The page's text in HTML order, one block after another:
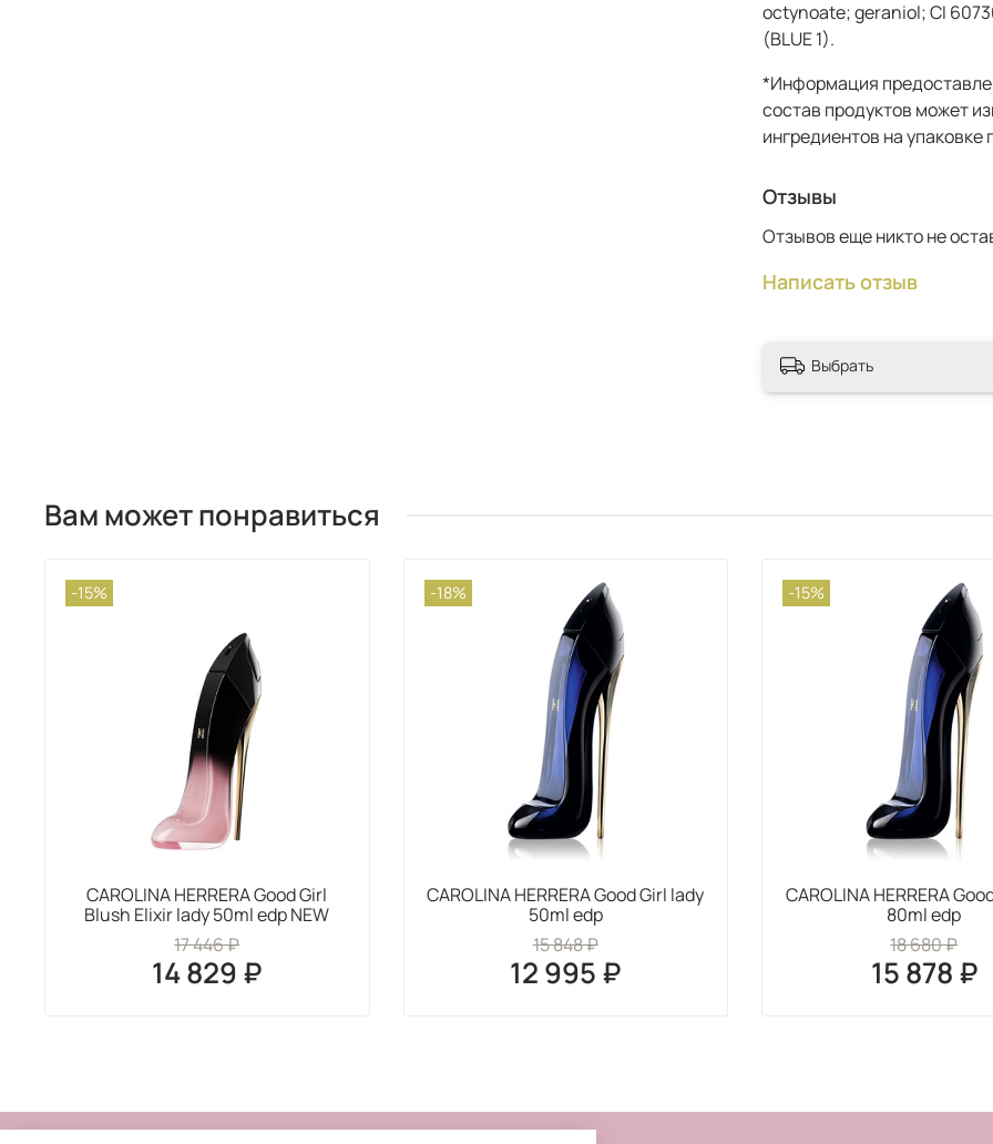
Флакон в форме
года, теперь обрел
визитной карточкой
коллекциях бренда.
аромата, а настоящий
octynoate; geraniol; CI
(BLUE 1).
*Информация
состав продуктов может
ингредиентов на упаковке
Отзывы
Отзывов еще никто не
Написать отзыв
Выбрать
Вам может понравиться
-15%
CAROLINA HERRERA Good Girl
Blush Elixir lady 50ml edp NEW
17 446 ₽
14 829 ₽
-18%
CAROLINA HERRERA Good Girl lady
50ml edp
15 848 ₽
12 995 ₽
-15%
CAROLINA HERRERA
80ml edp
18 680 ₽
15 878 ₽